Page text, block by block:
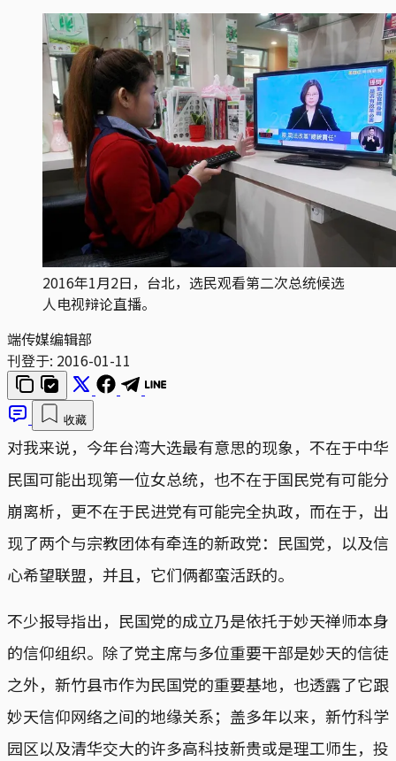
2016年1月2日，台北，选民观看第二次总统候选
人电视辩论直播。
端传媒编辑部
刊登于: 2016-01-11
收藏
对我来说，今年台湾大选最有意思的现象，不在于中华
民国可能出现第一位女总统，也不在于国民党有可能分
崩离析，更不在于民进党有可能完全执政，而在于，出
现了两个与宗教团体有牵连的新政党：民国党，以及信
心希望联盟，并且，它们俩都蛮活跃的。
不少报导指出，民国党的成立乃是依托于妙天禅师本身
的信仰组织。除了党主席与多位重要干部是妙天的信徒
之外，新竹县市作为民国党的重要基地，也透露了它跟
妙天信仰网络之间的地缘关系；盖多年以来，新竹科学
园区以及清华交大的许多高科技新贵或是理工师生，投